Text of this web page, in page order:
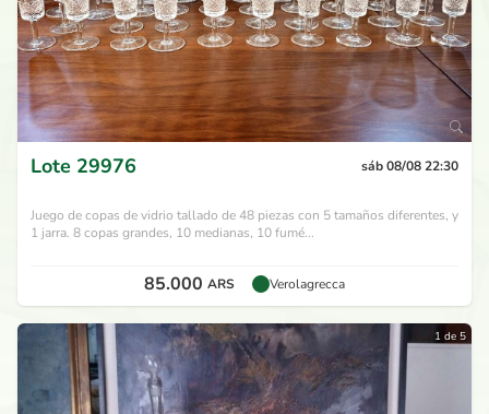
Lote 29976 sáb 08/08 22:30
Juego de copas de vidrio tallado de 48 piezas con 5 tamaños diferentes, y
1 jarra. 8 copas grandes, 10 medianas, 10 fumé...
85.000 ARS Verolagrecca
1 de 5